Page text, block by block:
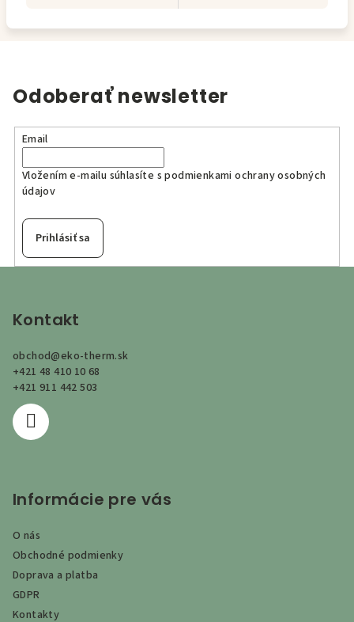
Odoberať newsletter
Email
Vložením e-mailu súhlasíte spodmienkami ochrany osobných
údajov
Prihlásiť sa
Kontakt
obchod@eko-therm.sk
+421 48 410 10 68
+421 911 442 503
Informácie pre vás
O nás
Obchodné podmienky
Doprava a platba
GDPR
Kontakty